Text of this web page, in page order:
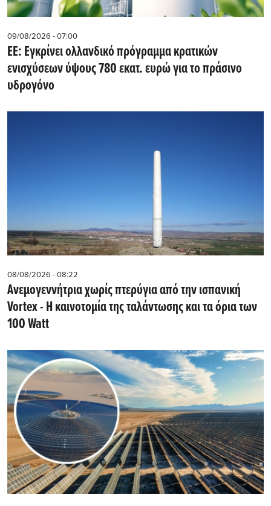
09/08/2026 - 07:00
ΕΕ: Εγκρίνει ολλανδικό πρόγραμμα κρατικών
ενισχύσεων ύψους 780 εκατ. ευρώ για το πράσινο
υδρογόνο
08/08/2026 - 08:22
Ανεμογεννήτρια χωρίς πτερύγια από την ισπανική
Vortex - Η καινοτομία της ταλάντωσης και τα όρια των
100 Watt